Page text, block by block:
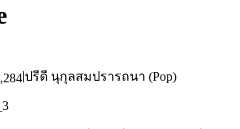
|ปรีดี นุกุลสมปรารถนา (Pop)